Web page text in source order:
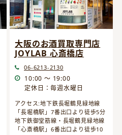
大阪のお酒買取専門店
JOYLAB 心斎橋店
06-6213-2130
10:00 ～ 19:00
定休日：毎週水曜日
アクセス:地下鉄長堀鶴見緑地線
「長堀橋駅」7番出口より徒歩5分
地下鉄御堂筋線・長堀鶴見緑地線
「心斎橋駅」6番出口より徒歩10